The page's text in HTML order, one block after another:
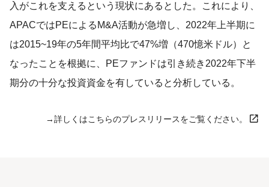
入がこれを支えるという現状にあるとした。これにより、
APACではPEによるM&A活動が急増し、2022年上半期に
は2015~19年の5年間平均比で47%増（470憶米ドル）と
なったことを根拠に、PEファンドは引き続き2022年下半
期分の十分な投資資金を有していると分析している。
→詳しくはこちらのプレスリリースをご覧ください。